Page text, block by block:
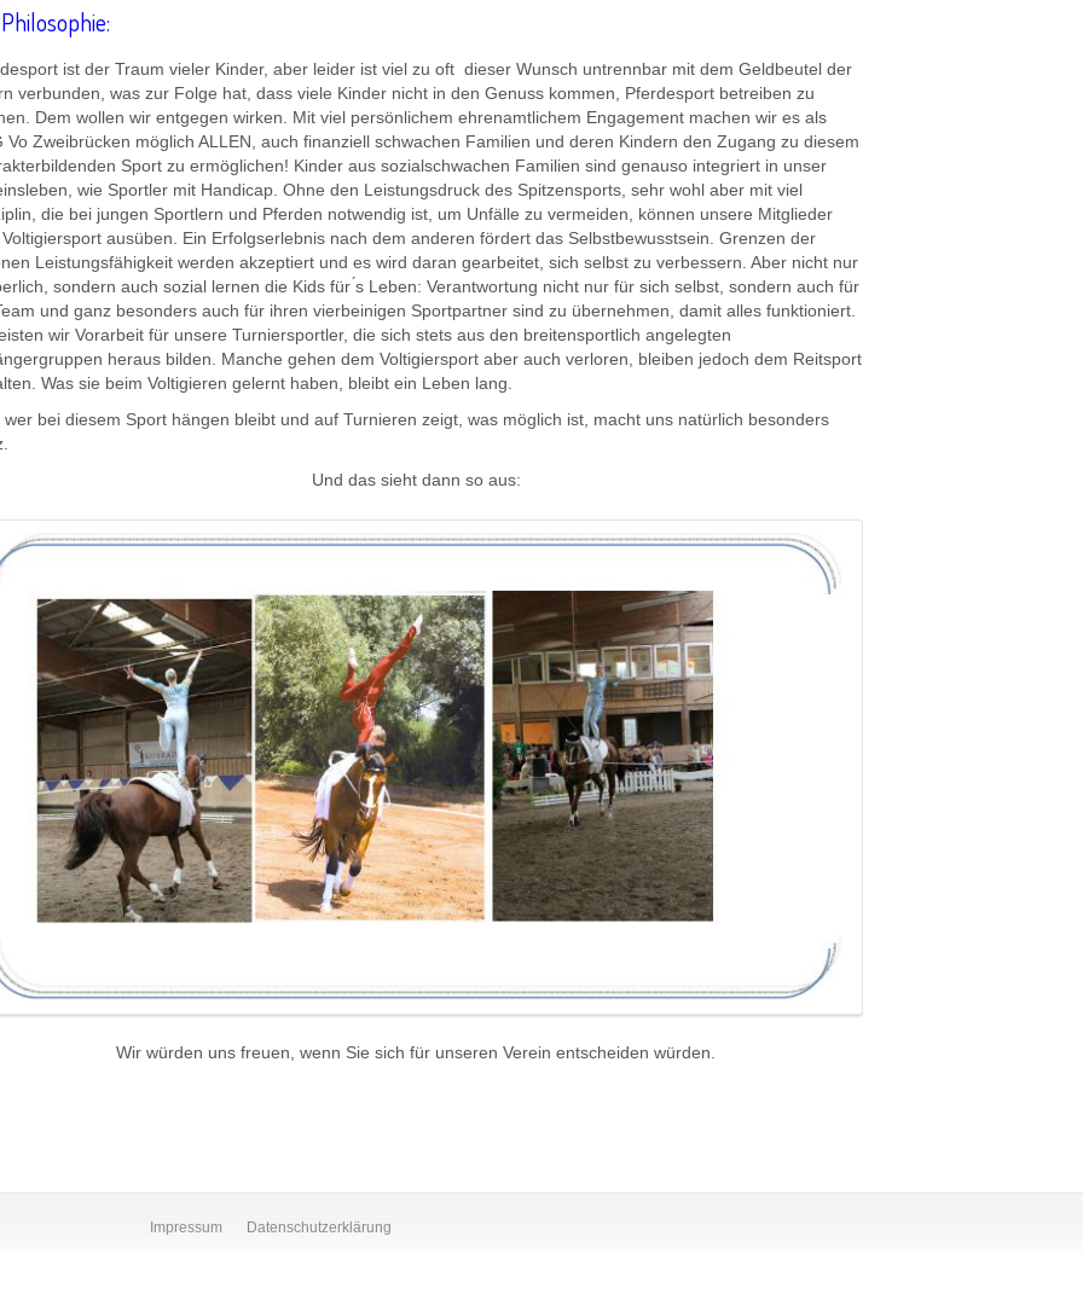
ist der Traum vieler Kinder, aber leider ist viel zu oft dieser Wunsch untrennbar mit dem Geldbeutel der
verbunden, was zur Folge hat, dass viele Kinder nicht in den Genuss kommen, Pferdesport betreiben zu
Dem wollen wir entgegen wirken. Mit viel persönlichem ehrenamtlichem Engagement machen wir es als
Vo Zweibrücken möglich ALLEN, auch finanziell schwachen Familien und deren Kindern den Zugang zu diesem
Sport zu ermöglichen! Kinder aus sozialschwachen Familien sind genauso integriert in unser
wie Sportler mit Handicap. Ohne den Leistungsdruck des Spitzensports, sehr wohl aber mit viel
die bei jungen Sportlern und Pferden notwendig ist, um Unfälle zu vermeiden, können unsere Mitglieder
ausüben. Ein Erfolgserlebnis nach dem anderen fördert das Selbstbewusstsein. Grenzen der
Leistungsfähigkeit werden akzeptiert und es wird daran gearbeitet, sich selbst zu verbessern. Aber nicht nur
sondern auch sozial lernen die Kids für ́s Leben: Verantwortung nicht nur für sich selbst, sondern auch für
und ganz besonders auch für ihren vierbeinigen Sportpartner sind zu übernehmen, damit alles funktioniert.
wir Vorarbeit für unsere Turniersportler, die sich stets aus den breitensportlich angelegten
heraus bilden. Manche gehen dem Voltigiersport aber auch verloren, bleiben jedoch dem Reitsport
Was sie beim Voltigieren gelernt haben, bleibt ein Leben lang.
wer bei diesem Sport hängen bleibt und auf Turnieren zeigt, was möglich ist, macht uns natürlich besonders
Und das sieht dann so aus:
Wir würden uns freuen, wenn Sie sich für unseren Verein entscheiden würden.
Impressum Datenschutzerklärung